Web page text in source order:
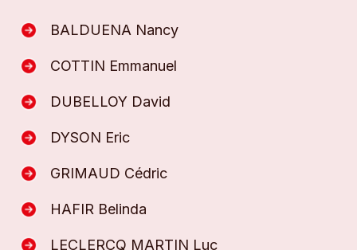
BALDUENA Nancy
COTTIN Emmanuel
DUBELLOY David
DYSON Eric
GRIMAUD Cédric
HAFIR Belinda
LECLERCQ MARTIN Luc